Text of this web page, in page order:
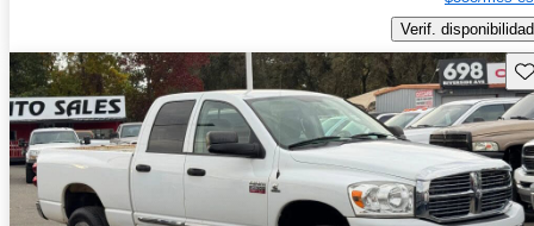
Verif. disponibilidad